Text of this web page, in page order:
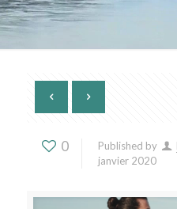
0 Published by
janvier 2020